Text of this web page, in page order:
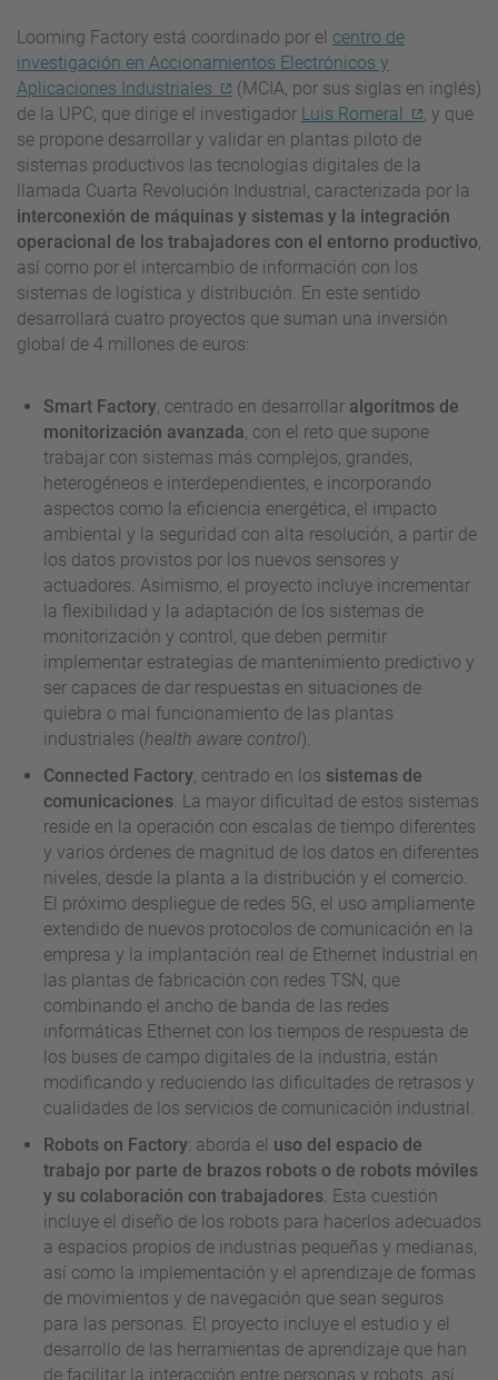
Looming Factory está coordinado por el centro de
investigación en Accionamientos Electrónicos y
Aplicaciones Industriales
(MCIA, por sus siglas en inglés)
de la UPC, que dirige el investigador Luis Romeral
, y que
se propone desarrollar y validar en plantas piloto de
sistemas productivos las tecnologías digitales de la
llamada Cuarta Revolución Industrial, caracterizada por la
interconexión de máquinas y sistemas y la integración
operacional de los trabajadores con el entorno productivo,
así como por el intercambio de información con los
sistemas de logística y distribución. En este sentido
desarrollará cuatro proyectos que suman una inversión
global de 4 millones de euros:
Smart Factory, centrado en desarrollar algoritmos de
monitorización avanzada, con el reto que supone
trabajar con sistemas más complejos, grandes,
heterogéneos e interdependientes, e incorporando
aspectos como la eficiencia energética, el impacto
ambiental y la seguridad con alta resolución, a partir de
los datos provistos por los nuevos sensores y
actuadores. Asimismo, el proyecto incluye incrementar
la flexibilidad y la adaptación de los sistemas de
monitorización y control, que deben permitir
implementar estrategias de mantenimiento predictivo y
ser capaces de dar respuestas en situaciones de
quiebra o mal funcionamiento de las plantas
industriales (health aware control).
Connected Factory, centrado en los sistemas de
comunicaciones. La mayor dificultad de estos sistemas
reside en la operación con escalas de tiempo diferentes
y varios órdenes de magnitud de los datos en diferentes
niveles, desde la planta a la distribución y el comercio.
El próximo despliegue de redes 5G, el uso ampliamente
extendido de nuevos protocolos de comunicación en la
empresa y la implantación real de Ethernet Industrial en
las plantas de fabricación con redes TSN, que
combinando el ancho de banda de las redes
informáticas Ethernet con los tiempos de respuesta de
los buses de campo digitales de la industria, están
modificando y reduciendo las dificultades de retrasos y
cualidades de los servicios de comunicación industrial.
Robots on Factory: aborda el uso del espacio de
trabajo por parte de brazos robots o de robots móviles
y su colaboración con trabajadores. Esta cuestión
incluye el diseño de los robots para hacerlos adecuados
a espacios propios de industrias pequeñas y medianas,
así como la implementación y el aprendizaje de formas
de movimientos y de navegación que sean seguros
para las personas. El proyecto incluye el estudio y el
desarrollo de las herramientas de aprendizaje que han
de facilitar la interacción entre personas y robots, así